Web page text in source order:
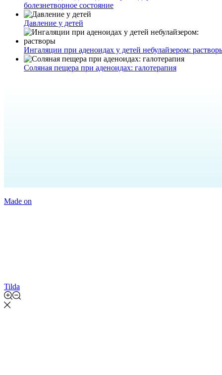
болезнетворное состояние
Давление у детей
Ингаляции при аденоидах у детей небулайзером:
Соляная пещера при аденоидах: галотерапия
Made on
Tilda